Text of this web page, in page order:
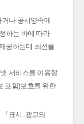
나 공서양속에
하는 바에 따라
공하는데 최선을
서비스를 이용할
포함)보호를 위한
표시․광고의